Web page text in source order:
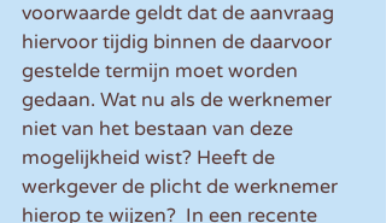
voorwaarde geldt dat de aanvraag
hiervoor tijdig binnen de daarvoor
gestelde termijn moet worden
gedaan. Wat nu als de werknemer
niet van het bestaan van deze
mogelijkheid wist? Heeft de
werkgever de plicht de werknemer
hierop te wijzen?  In een recente